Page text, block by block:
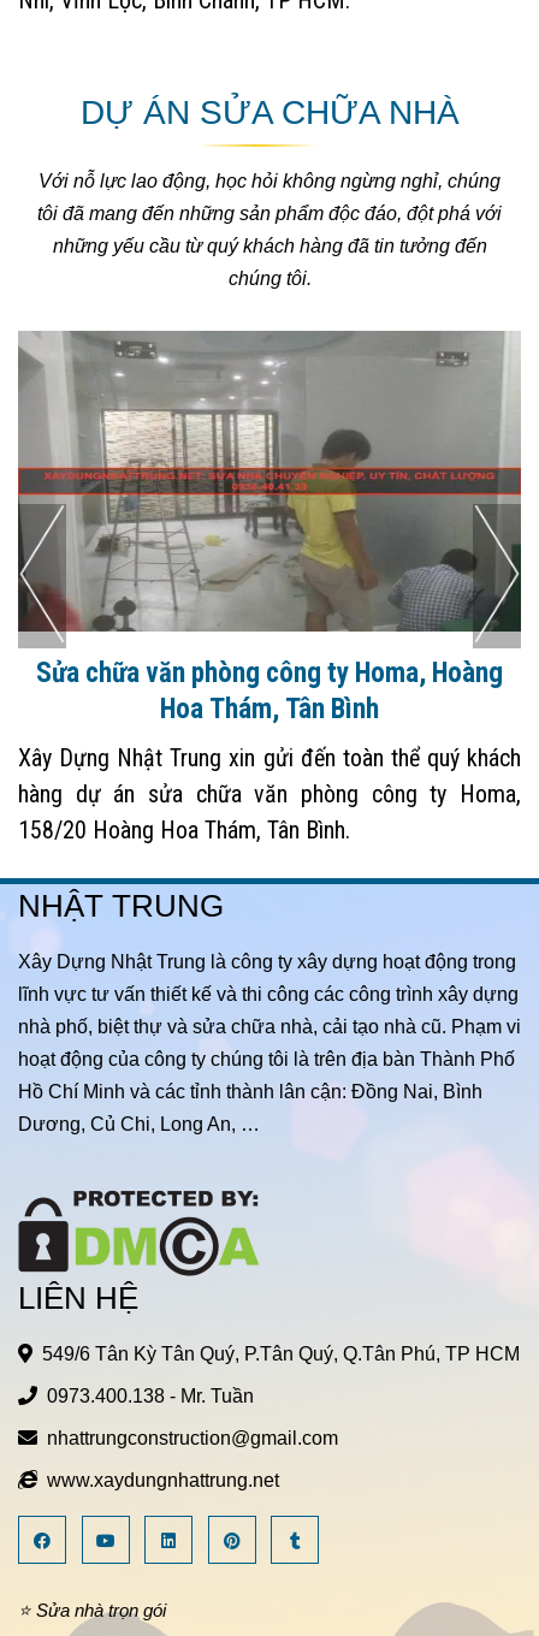
DỰ ÁN SỬA CHỮA NHÀ
Với nỗ lực lao động, học hỏi không ngừng nghỉ, chúng
tôi đã mang đến những sản phẩm độc đáo, đột phá với
những yếu cầu từ quý khách hàng đã tin tưởng đến
chúng tôi.
Sửa chữa văn phòng công ty Homa, Hoàng
Hoa Thám, Tân Bình
Xây Dựng Nhật Trung xin gửi đến toàn thể quý khách
hàng dự án sửa chữa văn phòng công ty Homa,
158/20 Hoàng Hoa Thám, Tân Bình.
NHẬT TRUNG
Xây Dựng Nhật Trung là công ty xây dựng hoạt động trong
lĩnh vực tư vấn thiết kế và thi công các công trình xây dựng
nhà phố, biệt thự và sửa chữa nhà, cải tạo nhà cũ. Phạm vi
hoạt động của công ty chúng tôi là trên địa bàn Thành Phố
Hồ Chí Minh và các tỉnh thành lân cận: Đồng Nai, Bình
Dương, Củ Chi, Long An, …
LIÊN HỆ
549/6 Tân Kỳ Tân Quý, P.Tân Quý, Q.Tân Phú, TP HCM
0973.400.138 - Mr. Tuần
nhattrungconstruction@gmail.com
www.xaydungnhattrung.net
⭐ Sửa nhà trọn gói